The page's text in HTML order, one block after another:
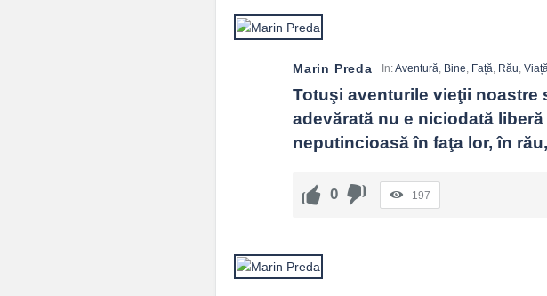
Marin Preda In:Aventură Bine Față Rău Viață
Totuşi aventurile vieţii noastre
adevărată nu e niciodată
neputincioasă în faţa lor, în
0 197